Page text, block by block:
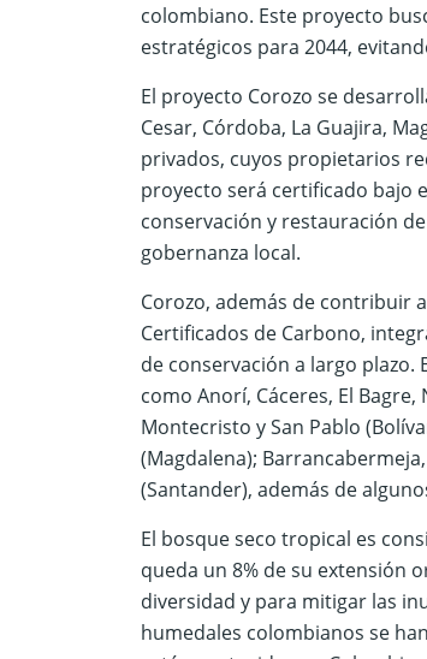
colombiano. Este proyecto
estratégicos para 2044,
El proyecto Corozo se
Cesar, Córdoba, La Guajira,
privados, cuyos propietarios
proyecto será certificado bajo
conservación y restauración
gobernanza local.
Corozo, además de contribuir
Certificados de Carbono,
de conservación a largo
como Anorí, Cáceres, El
Montecristo y San Pablo
(Magdalena);
(Santander), además de
El bosque seco tropical es
queda un 8% de su extensión
diversidad y para mitigar las
humedales colombianos se